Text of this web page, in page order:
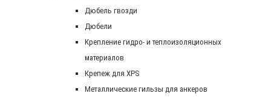
Дюбель гвозди
Дюбели
Крепление гидро- и теплоизоляционных
материалов
Крепеж для XPS
Металлические гильзы для анкеров